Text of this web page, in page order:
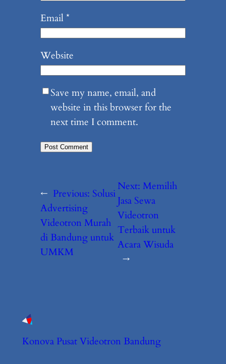
Email*
Website
Save my name, email, and
website in this browser for the
next time I comment.
← Previous: Solusi
Advertising
Videotron Murah
di Bandung untuk
UMKM
Next: Memilih
Jasa Sewa
Videotron
Terbaik untuk
Acara Wisuda
→
Konova Pusat Videotron Bandung